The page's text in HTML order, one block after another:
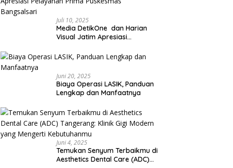
Juli 10, 2025
Media DetikOne dan Harian
Visual Jatim Apresiasi
Bangsalsari
Juni 20, 2025
Biaya Operasi LASIK, Panduan
Lengkap dan Manfaatnya
Juni 4, 2025
Temukan Senyum Terbaikmu di
Aesthetics Dental Care (ADC)